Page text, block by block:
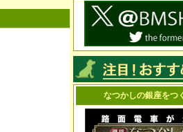
なつかしの銀座をつ